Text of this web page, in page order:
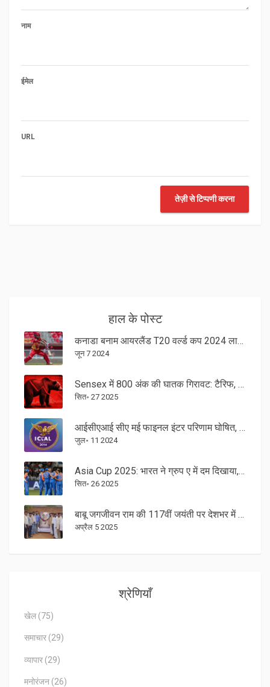
नाम
ईमेल
URL
तेज़ी से टिप्पणी करना
हाल के पोस्ट
कनाडा बनाम आयरलैंड T20 वर्ल्ड कप 2024 लाइव स्कोर: न्यूयॉर्क की पिच पर कड़े मुकाबले में दोनों टीमें देखेंगी पॉइंट्स की ओर
जून 7 2024
Sensex में 800 अंक की घातक गिरावट: टैरिफ, FPI निकास और रूबल अवमूल्यन के चार कारण
सित॰ 27 2025
आईसीएआई सीए मई फाइनल इंटर परिणाम घोषित, शिवम मिश्रा और कुशाग्र रॉय टॉप पर
जुल॰ 11 2024
Asia Cup 2025: भारत ने ग्रुप ए में दम दिखाया, पाकिस्तान‑बांग्लादेश की दोमुंही लड़ाई
सित॰ 26 2025
बाबू जगजीवन राम की 117वीं जयंती पर देशभर में आयोजित किए गए विशेष कार्यक्रम
अप्रैल 5 2025
श्रेणियाँ
खेल (75)
समाचार (29)
व्यापार (29)
मनोरंजन (26)